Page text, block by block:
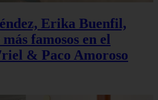
Erika Buenfil,
famosos en el
& Paco Amoroso